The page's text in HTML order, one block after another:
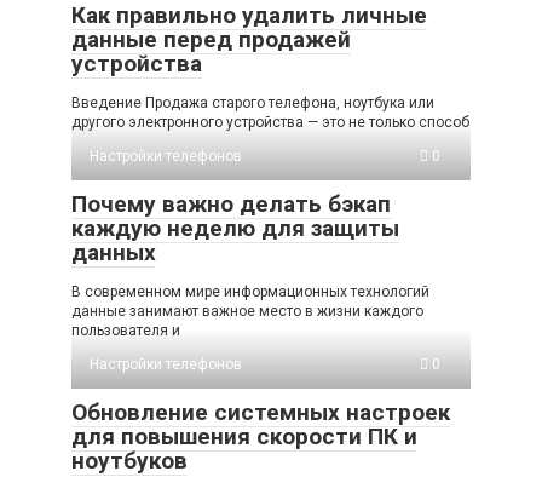
Как правильно удалить личные
данные перед продажей
устройства
Введение Продажа старого телефона, ноутбука или
другого электронного устройства — это не только способ
Настройки телефонов
0
Почему важно делать бэкап
каждую неделю для защиты
данных
В современном мире информационных технологий
данные занимают важное место в жизни каждого
пользователя и
Настройки телефонов
0
Обновление системных настроек
для повышения скорости ПК и
ноутбуков